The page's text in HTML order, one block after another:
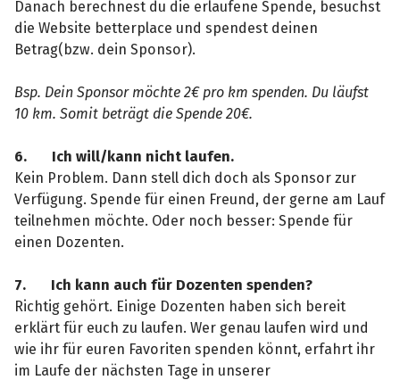
Danach berechnest du die erlaufene Spende, besuchst
die Website betterplace und spendest deinen
Betrag(bzw. dein Sponsor).
Bsp. Dein Sponsor möchte 2€ pro km spenden. Du läufst
10 km. Somit beträgt die Spende 20€.
6.
Ich will/kann nicht laufen.
Kein Problem. Dann stell dich doch als Sponsor zur
Verfügung. Spende für einen Freund, der gerne am Lauf
teilnehmen möchte. Oder noch besser: Spende für
einen Dozenten.
7.
Ich kann auch für Dozenten spenden?
Richtig gehört. Einige Dozenten haben sich bereit
erklärt für euch zu laufen. Wer genau laufen wird und
wie ihr für euren Favoriten spenden könnt, erfahrt ihr
im Laufe der nächsten Tage in unserer